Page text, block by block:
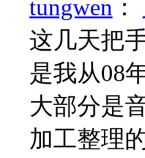
tungwen ：
这几天把
是我从08
大部分是
加工整理